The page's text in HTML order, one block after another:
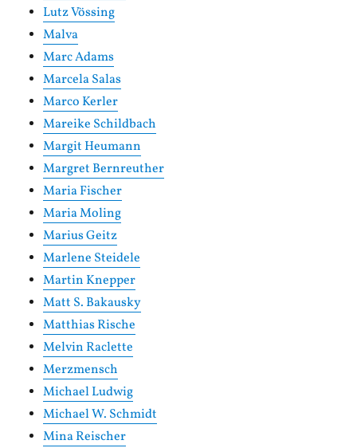
Lutz Vössing
Malva
Marc Adams
Marcela Salas
Marco Kerler
Mareike Schildbach
Margit Heumann
Margret Bernreuther
Maria Fischer
Maria Moling
Marius Geitz
Marlene Steidele
Martin Knepper
Matt S. Bakausky
Matthias Rische
Melvin Raclette
Merzmensch
Michael Ludwig
Michael W. Schmidt
Mina Reischer